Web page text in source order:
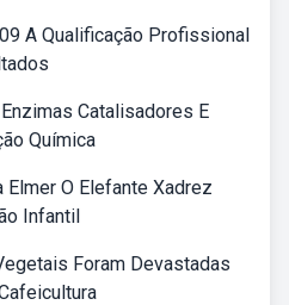
A Qualificação Profissional
Catalisadores E
Química
Elmer O Elefante Xadrez
Infantil
Foram Devastadas